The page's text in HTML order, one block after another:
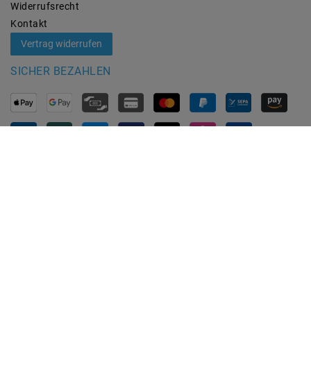
Widerrufs­recht
Kontakt
Vertrag widerrufen
SICHER BEZAHLEN